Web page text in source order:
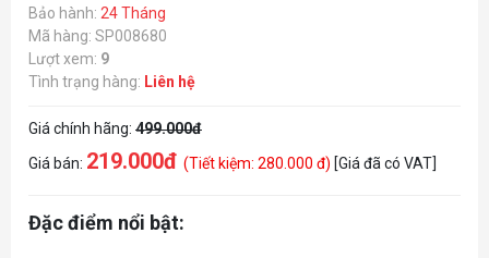
Bảo hành: 24 Tháng
Mã hàng: SP008680
Lượt xem: 9
Tình trạng hàng: Liên hệ
Giá chính hãng: 499.000đ
Giá bán: 219.000đ (Tiết kiệm: 280.000 đ) [Giá đã có VAT]
Đặc điểm nổi bật: